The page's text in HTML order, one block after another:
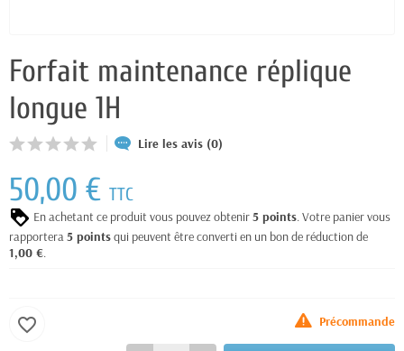
Forfait maintenance réplique
longue 1H
Lire les avis (0)
50,00 € TTC
En achetant ce produit vous pouvez obtenir5 points. Votre panier vous
rapportera5 pointsqui peuvent être converti en un bon de réduction de
1,00 €.
Précommande
favorite_border